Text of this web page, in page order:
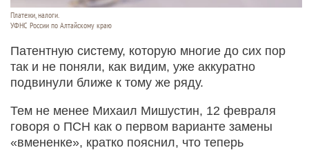
Платежи, налоги.
УФНС России по Алтайскому краю
Патентную систему, которую многие до сих пор
так и не поняли, как видим, уже аккуратно
подвинули ближе к тому же ряду.
Тем не менее Михаил Мишустин, 12 февраля
говоря о ПСН как о первом варианте замены
«вмененке», кратко пояснил, что теперь